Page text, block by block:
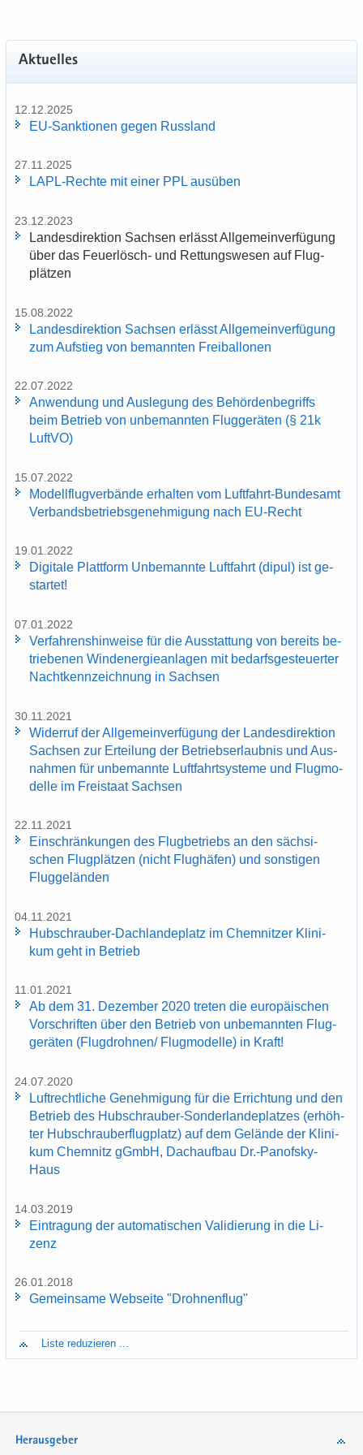
Ak­tu­el­les
12.12.2025
EU-​Sanktionen gegen Russ­land
27.11.2025
LAPL-​Rechte mit einer PPL aus­üben
23.12.2023
Lan­des­di­rek­ti­on Sach­sen er­lässt All­ge­mein­ver­fü­gung
über das Feuerlösch-​ und Ret­tungs­we­sen auf Flug­
plät­zen
15.08.2022
Lan­des­di­rek­ti­on Sach­sen er­lässt All­ge­mein­ver­fü­gung
zum Auf­stieg von be­mann­ten Frei­bal­lo­nen
22.07.2022
An­wen­dung und Aus­le­gung des Be­hör­den­be­griffs
beim Be­trieb von un­be­mann­ten Flug­ge­rä­ten (§ 21k
Luft­VO)
15.07.2022
Mo­dell­flug­ver­bän­de er­hal­ten vom Luftfahrt-​Bundesamt
Ver­bands­be­triebs­ge­neh­mi­gung nach EU-​Recht
19.01.2022
Di­gi­ta­le Platt­form Un­be­mann­te Luft­fahrt (dipul) ist ge­
star­tet!
07.01.2022
Ver­fah­rens­hin­wei­se für die Aus­stat­tung von be­reits be­
trie­be­nen Wind­ener­gie­an­la­gen mit be­darfs­ge­steu­er­ter
Nacht­kenn­zeich­nung in Sach­sen
30.11.2021
Wi­der­ruf der All­ge­mein­ver­fü­gung der Lan­des­di­rek­ti­on
Sach­sen zur Er­tei­lung der Be­triebs­er­laub­nis und Aus­
nah­men für un­be­mann­te Luft­fahrt­sys­te­me und Flug­mo­
del­le im Frei­staat Sach­sen
22.11.2021
Ein­schrän­kun­gen des Flug­be­triebs an den säch­si­
schen Flug­plät­zen (nicht Flug­hä­fen) und sons­ti­gen
Flug­ge­län­den
04.11.2021
Hubschrauber-​Dachlandeplatz im Chem­nit­zer Kli­ni­
kum geht in Be­trieb
11.01.2021
Ab dem 31. De­zem­ber 2020 tre­ten die eu­ro­päi­schen
Vor­schrif­ten über den Be­trieb von un­be­mann­ten Flug­
ge­rä­ten (Flug­droh­nen/ Flug­mo­del­le) in Kraft!
24.07.2020
Luft­recht­li­che Ge­neh­mi­gung für die Er­rich­tung und den
Be­trieb des Hubschrauber-​Sonderlandeplatzes (er­höh­
ter Hub­schrau­ber­flug­platz) auf dem Ge­län­de der Kli­ni­
kum Chem­nitz gGmbH, Dach­auf­bau Dr.-​Panofsky-
Haus
14.03.2019
Ein­tra­gung der au­to­ma­ti­schen Va­li­die­rung in die Li­
zenz
26.01.2018
Ge­mein­sa­me Web­sei­te "Droh­nen­flug"
Liste re­du­zie­ren ...
Herausgeber